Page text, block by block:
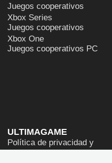
Juegos cooperativos
Xbox Series
Juegos cooperativos
Xbox One
Juegos cooperativos PC
ULTIMAGAME
Política de privacidad y